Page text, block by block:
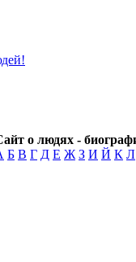
о людях -
Б В Г Д Е Ж З И Й К Л